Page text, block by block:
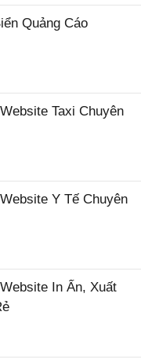
Quảng Cáo
Taxi Chuyên
Y Tế Chuyên
In Ấn, Xuất